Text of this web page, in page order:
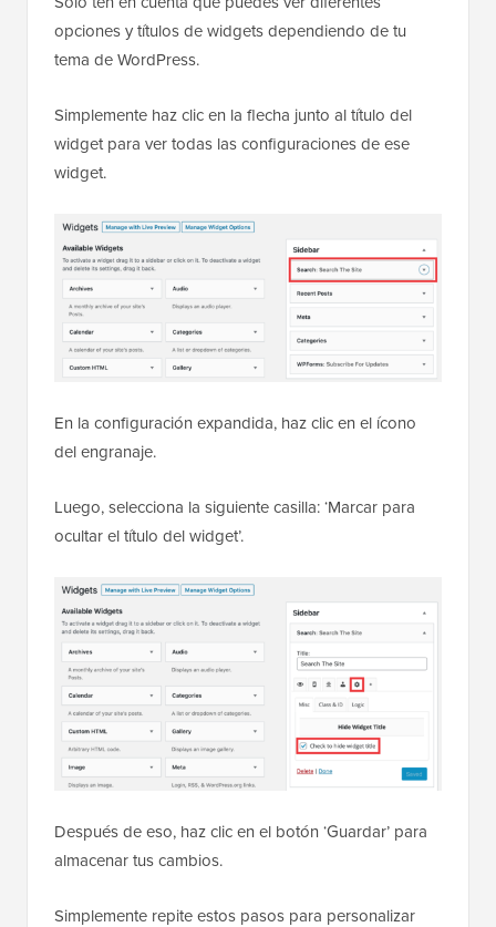
opciones y títulos de widgets dependiendo de tu
tema de WordPress.
Simplemente haz clic en la flecha junto al título del
widget para ver todas las configuraciones de ese
widget.
En la configuración expandida, haz clic en el ícono
del engranaje.
Luego, selecciona la siguiente casilla: ‘Marcar para
ocultar el título del widget’.
Después de eso, haz clic en el botón ‘Guardar’ para
almacenar tus cambios.
Simplemente repite estos pasos para personalizar